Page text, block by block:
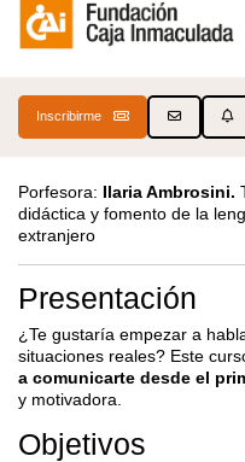
Inscribirme
Porfesora: Ilaria Ambrosini.
didáctica y fomento de la
extranjero
Presentación
¿Te gustaría empezar a
situaciones reales? Este
a comunicarte desde el
y motivadora.
Objetivos